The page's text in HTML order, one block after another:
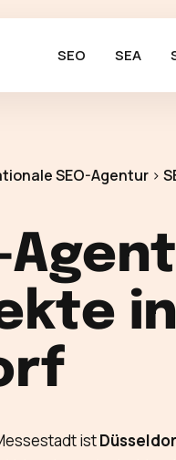
SEO SEA
SEO-Agentur >
in
ist